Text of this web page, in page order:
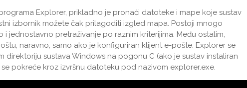
Explorer, prikladno je pronaći datoteke i mape koje sustav
izbornik možete čak prilagoditi izgled mapa. Postoji mnogo
i jednostavno pretraživanje po raznim kriterijima. Među ostalim,
naravno, samo ako je konfiguriran klijent e-pošte. Explorer se
direktoriju sustava Windows na pogonu C (ako je sustav instaliran
se pokreće kroz izvršnu datoteku pod nazivom explorer.exe.